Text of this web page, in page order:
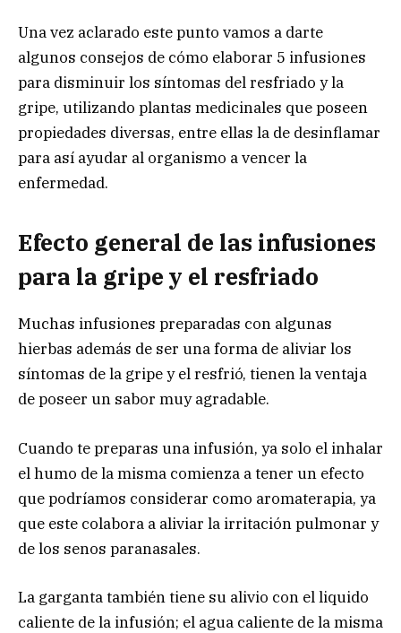
Una vez aclarado este punto vamos a darte
algunos consejos de cómo elaborar 5 infusiones
para disminuir los síntomas del resfriado y la
gripe, utilizando plantas medicinales que poseen
propiedades diversas, entre ellas la de desinflamar
para así ayudar al organismo a vencer la
enfermedad.
Efecto general de las infusiones
para la gripe y el resfriado
Muchas infusiones preparadas con algunas
hierbas además de ser una forma de aliviar los
síntomas de la gripe y el resfrió, tienen la ventaja
de poseer un sabor muy agradable.
Cuando te preparas una infusión, ya solo el inhalar
el humo de la misma comienza a tener un efecto
que podríamos considerar como aromaterapia, ya
que este colabora a aliviar la irritación pulmonar y
de los senos paranasales.
La garganta también tiene su alivio con el liquido
caliente de la infusión; el agua caliente de la misma